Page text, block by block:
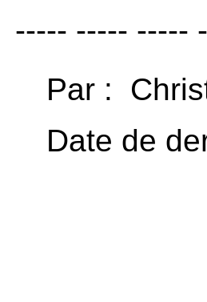
----- ----- -----
Par :
Date de